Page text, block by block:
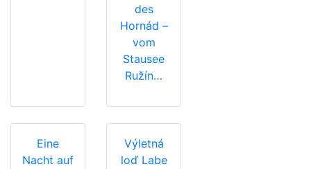
des
Hornád –
vom
Stausee
Ružín…
Eine
Nacht auf
Výletná
loď Labe